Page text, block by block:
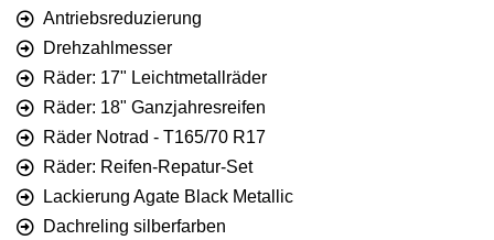
Antriebsreduzierung
Drehzahlmesser
Räder: 17" Leichtmetallräder
Räder: 18" Ganzjahresreifen
Räder Notrad - T165/70 R17
Räder: Reifen-Repatur-Set
Lackierung Agate Black Metallic
Dachreling silberfarben